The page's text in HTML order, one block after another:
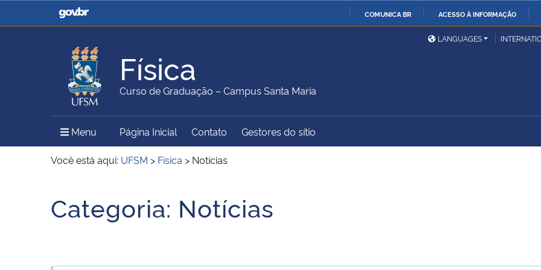
COMUNICA BR ACESSO À INFORMAÇÃO
Casa Civil
Ministério da Justiça e
Ministério da Defesa
Ministério das Relações
Exteriores
Ministério da Agricultura,
Pecuária e Abastecimento
Ministério da Educação
Ministério do Meio Ambiente Ministério do Turismo
Ministério do
Secretaria de Governo
Gabinete de Segurança
LANGUAGES
Física
Curso de Graduação – Campus Santa Maria
Menu Menu Principal do Sítio
Página Inicial Contato Gestores do sítio
Você está aqui: UFSM > Física > Notícias
Categoria: Notícias